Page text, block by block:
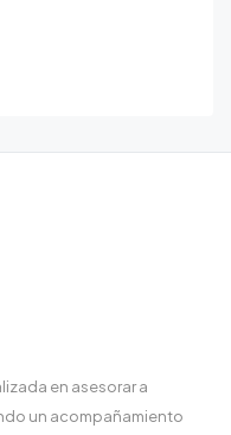
en asesorar a
un acompañamiento